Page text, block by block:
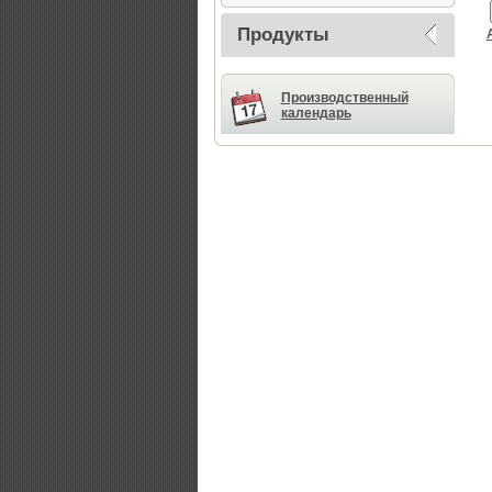
Продукты
Производственный
календарь